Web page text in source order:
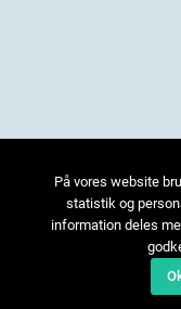
På vores website
statistik og
information deles